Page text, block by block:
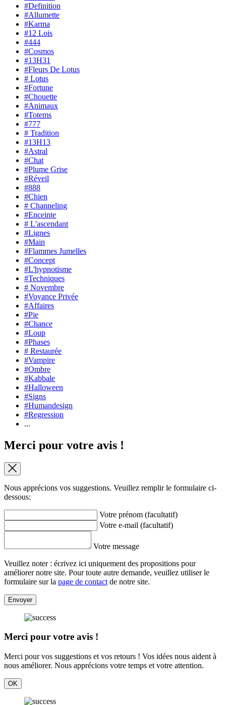
#Definition
#Allumette
#Karma
#12 Lois
#444
#Cosmos
#13H31
#Fleurs De Lotus
# Lotus
#Fortune
#Chouette
#Animaux
#Totems
#777
# Tradition
#13H13
#Astral
#Chat
#Plume Grise
#Réveil
#888
#Chien
# Channeling
#Enceinte
# L'ascendant
#Lignes
#Main
#Flammes Jumelles
#Concept
#L'hypnotisme
#Techniques
# Novembre
#Voyance Privée
#Affaires
#Pie
#Chance
#Loup
#Phases
# Restaurée
#Vampire
#Ombre
#Kabbale
#Halloween
#Signs
#Humandesign
#Regression
...
Merci pour votre avis !
Nous apprécions vos suggestions. Veuillez remplir le formulaire ci-
dessous:
Votre prénom (facultatif)
Votre e-mail (facultatif)
Votre message
Veuillez noter : écrivez ici uniquement des propositions pour
améliorer notre site. Pour toute autre demande, veuillez utiliser le
formulaire sur la page de contact de notre site.
Envoyer
Merci pour votre avis !
Merci pour vos suggestions et vos retours ! Vos idées nous aident à
nous améliorer. Nous apprécions votre temps et votre attention.
OK